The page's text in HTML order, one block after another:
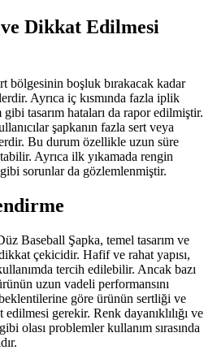
Dikkat Edilmesi
bölgesinin boşluk bırakacak kadar
Ayrıca iç kısmında fazla iplik
tasarım hataları da rapor edilmiştir.
şapkanın fazla sert veya
Bu durum özellikle uzun süre
Ayrıca ilk yıkamada rengin
sorunlar da gözlemlenmiştir.
Baseball Şapka, temel tasarım ve
çekicidir. Hafif ve rahat yapısı,
tercih edilebilir. Ancak bazı
uzun vadeli performansını
göre ürünün sertliği ve
gerekir. Renk dayanıklılığı ve
olası problemler kullanım sırasında